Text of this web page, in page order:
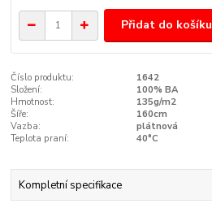
Přidat do košíku
Číslo produktu:
1642
Složení:
100% BA
Hmotnost:
135g/m2
Šíře:
160cm
Vazba:
plátnová
Teplota praní:
40°C
Kompletní specifikace